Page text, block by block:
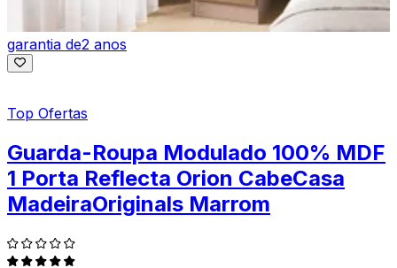
garantia de2 anos
Top Ofertas
Guarda-Roupa Modulado 100% MDF
1 Porta Reflecta Orion CabeCasa
MadeiraOriginals Marrom